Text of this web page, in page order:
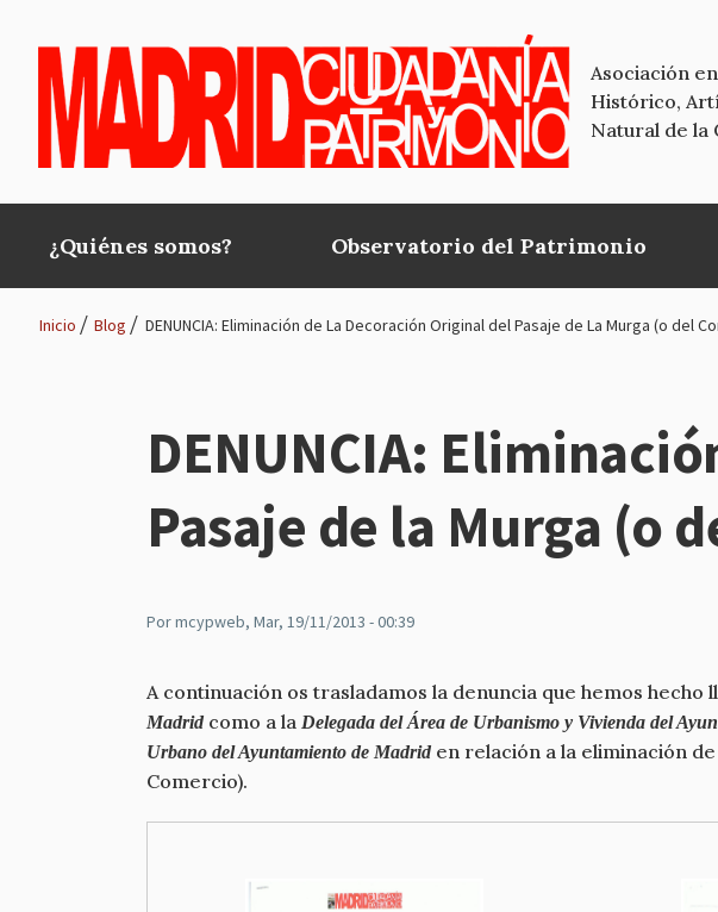
Asociación
Histórico,
Natural de la
Main
navigation
¿Quiénes somos? Observatorio del Patrimonio
Inicio Blog DENUNCIA: Eliminación de La Decoración Original del Pasaje de La Murga (o del
DENUNCIA:
Pasaje de la Murga (o
Pormcypweb, Mar, 19/11/2013 - 00:39
A continuación os trasladamos la denuncia que hemos
Madrid como a la Delegada del Área de Urbanismo y Vivienda del
Urbano del Ayuntamiento de Madrid en relación a la eliminación
Comercio).